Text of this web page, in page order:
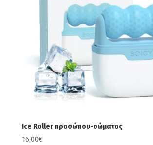
Ice Roller προσώπου-σώματος
16,00€